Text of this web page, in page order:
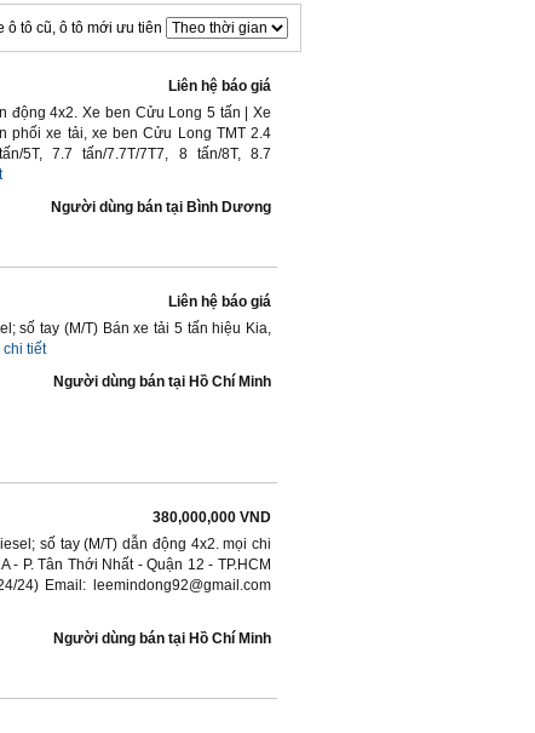
ô tô cũ, ô tô mới ưu tiên
Liên hệ báo giá
động 4x2. Xe ben Cửu Long 5 tấn | Xe
phối xe tải, xe ben Cửu Long TMT 2.4
5T, 7.7 tấn/7.7T/7T7, 8 tấn/8T, 8.7
Người dùng bán tại Bình Dương
Liên hệ báo giá
số tay (M/T) Bán xe tải 5 tấn hiệu Kia,
chi tiết
Người dùng bán tại Hồ Chí Minh
380,000,000 VND
số tay (M/T) dẫn động 4x2. mọi chi
P. Tân Thới Nhất - Quận 12 - TP.HCM
24) Email: leemindong92@gmail.com
Người dùng bán tại Hồ Chí Minh